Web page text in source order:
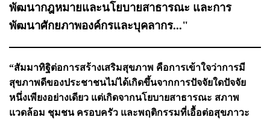
พัฒนากฎหมายและนโยบายสาธารณะ และการ
พัฒนาศักยภาพองค์กรและบุคลากร..."
“สัมมาทิฐิต่อการสร้างเสริมสุขภาพ คือการเข้าใจว่าการมี
สุขภาพดีของประชาชนไม่ได้เกิดขึ้นจากการปัจจัยใดปัจจัย
หนึ่งเพียงอย่างเดียว แต่เกิดจากนโยบายสาธารณะ สภาพ
แวดล้อม ชุมชน ครอบครัว และพฤติกรรมที่เอื้อต่อสุขภาวะ